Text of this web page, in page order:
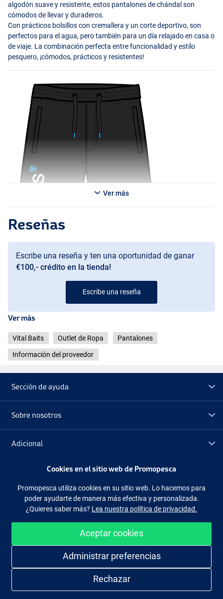
algodón suave y resistente, estos pantalones de chándal son
cómodos de llevar y duraderos.
Con prácticos bolsillos con cremallera y un corte deportivo, son
perfectos para el agua, pero también para un día relajado en casa o
de viaje. La combinación perfecta entre funcionalidad y estilo
pesquero, ¡cómodos, prácticos y resistentes!
Ver más
Reseñas
Escribe una reseña y ten una oportunidad de ganar
€100,- crédito en la tienda!
Escribe una reseña
Ver más
Vital Baits Outlet de Ropa Pantalones
Información del proveedor
Sección de ayuda
Sobre nosotros
Adicional
Síguenos Facebook Instagram
Comprar de manera fácil y segura
Cookies en el sitio web de Promopesca
Promopesca utiliza cookies en su sitio web. Lo hacemos para
poder ayudarte de manera más efectiva y personalizada.
¿Quieres saber más? Lea nuestra política de privacidad.
Aceptar cookies
Administrar preferencias
Rechazar